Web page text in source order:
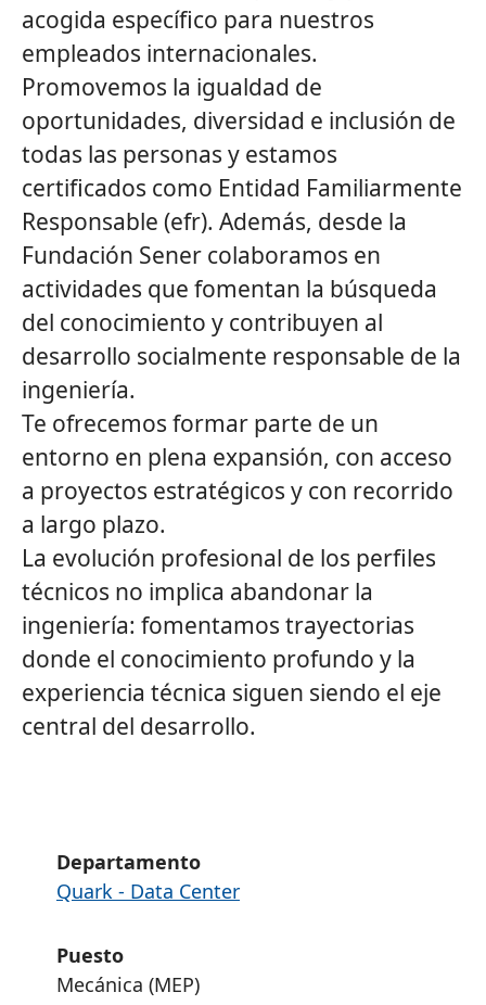
acogida específico para nuestros
empleados internacionales.
Promovemos la igualdad de
oportunidades, diversidad e inclusión de
todas las personas y estamos
certificados como Entidad Familiarmente
Responsable (efr). Además, desde la
Fundación Sener colaboramos en
actividades que fomentan la búsqueda
del conocimiento y contribuyen al
desarrollo socialmente responsable de la
ingeniería.
Te ofrecemos formar parte de un
entorno en plena expansión, con acceso
a proyectos estratégicos y con recorrido
a largo plazo.
La evolución profesional de los perfiles
técnicos no implica abandonar la
ingeniería: fomentamos trayectorias
donde el conocimiento profundo y la
experiencia técnica siguen siendo el eje
central del desarrollo.
Departamento
Quark - Data Center
Puesto
Mecánica (MEP)